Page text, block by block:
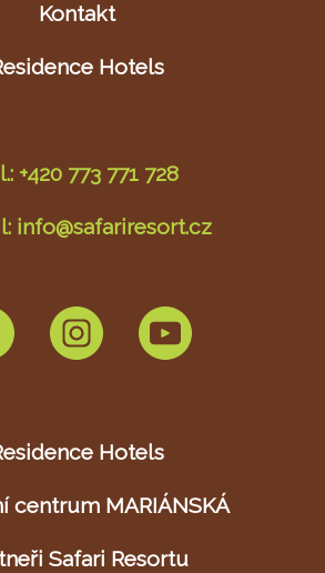
Kontakt
Hotels
+420 773 771 728
info@safariresort.cz
Hotels
centrum MARIÁNSKÁ
Safari Resortu